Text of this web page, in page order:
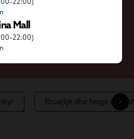
Mall
Rruajtje dhe heqje